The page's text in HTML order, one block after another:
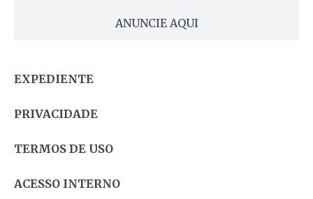
ANUNCIE AQUI
EXPEDIENTE
PRIVACIDADE
TERMOS DE USO
ACESSO INTERNO